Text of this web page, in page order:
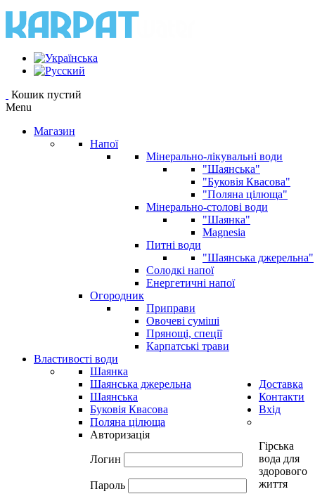
Кошик пустий
Menu
Магазин
Напої
Мінерально-лікувальні води
"Шаянська"
"Буковія Квасова"
"Поляна цілюща"
Мінерально-столові води
"Шаянка"
Magnesia
Питні води
"Шаянська джерельна"
Солодкі напої
Енергетичні напої
Огородник
Приправи
Овочеві суміші
Прянощі, спеції
Карпатські трави
Властивості води
Шаянка
Шаянська джерельна
Шаянська
Буковія Квасова
Поляна цілюща
Доставка
Контакти
Вхід
Авторизація
Логин
Пароль
Гірська
вода для
здорового
життя